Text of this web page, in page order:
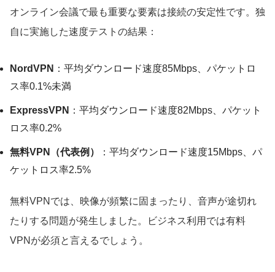
オンライン会議で最も重要な要素は接続の安定性です。独
自に実施した速度テストの結果：
NordVPN ：平均ダウンロード速度85Mbps、パケットロ
ス率0.1%未満
ExpressVPN ：平均ダウンロード速度82Mbps、パケット
ロス率0.2%
無料VPN（代表例）
：平均ダウンロード速度15Mbps、パ
ケットロス率2.5%
無料VPNでは、映像が頻繁に固まったり、音声が途切れ
たりする問題が発生しました。ビジネス利用では有料
VPNが必須と言えるでしょう。